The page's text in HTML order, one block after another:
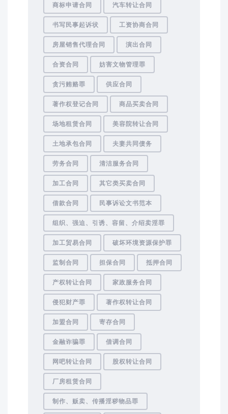
商标申请合同 汽车转让合同
书写民事起诉状 工资协商合同
房屋销售代理合同 演出合同
合资合同 妨害文物管理罪
贪污贿赂罪 供应合同
著作权登记合同 商品买卖合同
场地租赁合同 美容院转让合同
土地承包合同 夫妻共同债务
劳务合同 清洁服务合同
加工合同 其它类买卖合同
借款合同 民事诉讼文书范本
组织、强迫、引诱、容留、介绍卖淫罪
加工贸易合同 破坏环境资源保护罪
监制合同 担保合同 抵押合同
产权转让合同 家政服务合同
侵犯财产罪 著作权转让合同
加盟合同 寄存合同
金融诈骗罪 借调合同
网吧转让合同 股权转让合同
厂房租赁合同
制作、贩卖、传播淫秽物品罪